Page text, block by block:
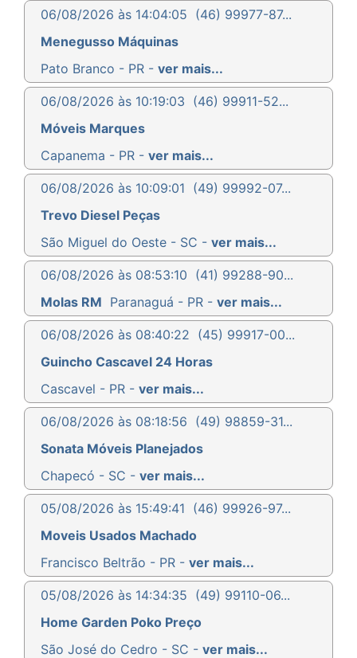
06/08/2026 às 14:04:05 (46) 99977-87...
Menegusso Máquinas
Pato Branco - PR - ver mais...
06/08/2026 às 10:19:03 (46) 99911-52...
Móveis Marques
Capanema - PR - ver mais...
06/08/2026 às 10:09:01 (49) 99992-07...
Trevo Diesel Peças
São Miguel do Oeste - SC - ver mais...
06/08/2026 às 08:53:10 (41) 99288-90...
Molas RM Paranaguá - PR - ver mais...
06/08/2026 às 08:40:22 (45) 99917-00...
Guincho Cascavel 24 Horas
Cascavel - PR - ver mais...
06/08/2026 às 08:18:56 (49) 98859-31...
Sonata Móveis Planejados
Chapecó - SC - ver mais...
05/08/2026 às 15:49:41 (46) 99926-97...
Moveis Usados Machado
Francisco Beltrão - PR - ver mais...
05/08/2026 às 14:34:35 (49) 99110-06...
Home Garden Poko Preço
São José do Cedro - SC - ver mais...